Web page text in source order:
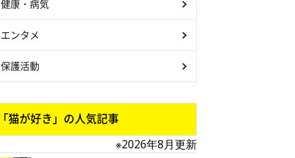
健康・病気
エンタメ
保護活動
「猫が好き」の人気記事
※2026年8月更新